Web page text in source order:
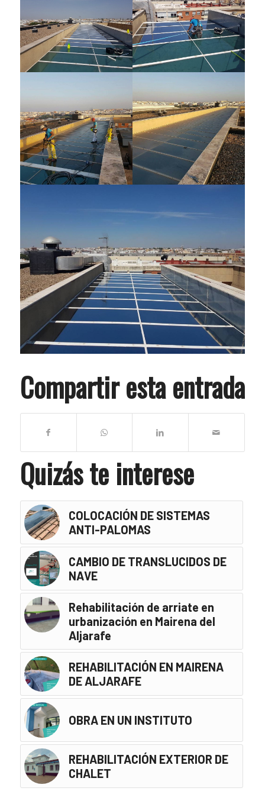
Compartir esta entrada
Quizás te interese
COLOCACIÓN DE SISTEMAS
ANTI-PALOMAS
CAMBIO DE TRANSLUCIDOS DE
NAVE
Rehabilitación de arriate en
urbanización en Mairena del
Aljarafe
REHABILITACIÓN EN MAIRENA
DE ALJARAFE
OBRA EN UN INSTITUTO
REHABILITACIÓN EXTERIOR DE
CHALET